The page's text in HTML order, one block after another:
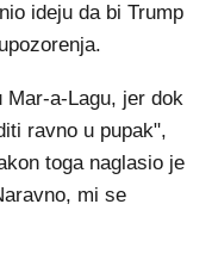
ideju da bi Trump
Mar-a-Lagu, jer dok
ravno u pupak",
toga naglasio je
mi se